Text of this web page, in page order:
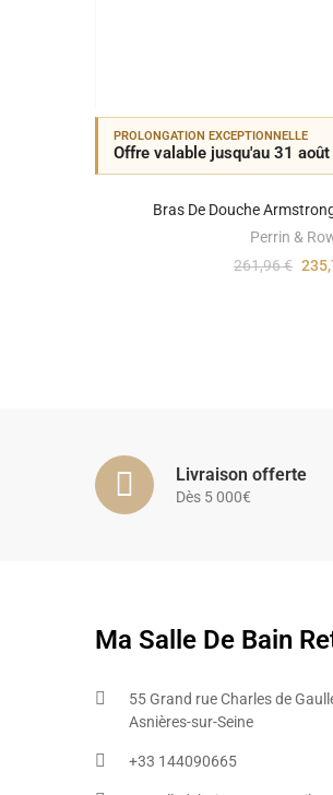
PROLONGATION EXCEPTIONNELLE
Offre valable jusqu'au 31 août
Bras De Douche
Perrin &
261,96 €
Livraison offerte
Dès 5 000€
Ma Salle De Bain
55 Grand rue Charles de
Asnières-sur-Seine
+33 144090665​